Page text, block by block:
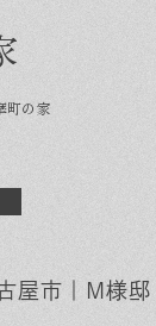
町の家
屋市｜M様
い